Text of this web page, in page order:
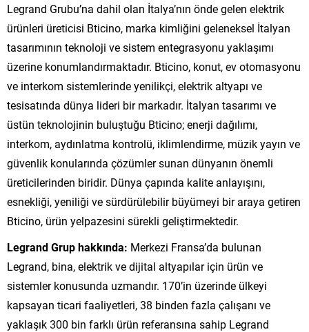
Legrand Grubu’na dahil olan İtalya’nın önde gelen elektrik
ürünleri üreticisi Bticino, marka kimliğini geleneksel İtalyan
tasarımının teknoloji ve sistem entegrasyonu yaklaşımı
üzerine konumlandırmaktadır. Bticino, konut, ev otomasyonu
ve interkom sistemlerinde yenilikçi, elektrik altyapı ve
tesisatında dünya lideri bir markadır. İtalyan tasarımı ve
üstün teknolojinin buluştuğu Bticino; enerji dağılımı,
interkom, aydınlatma kontrolü, iklimlendirme, müzik yayın ve
güvenlik konularında çözümler sunan dünyanın önemli
üreticilerinden biridir. Dünya çapında kalite anlayışını,
esnekliği, yeniliği ve sürdürülebilir büyümeyi bir araya getiren
Bticino, ürün yelpazesini sürekli geliştirmektedir.
Legrand Grup hakkında: Merkezi Fransa’da bulunan
Legrand, bina, elektrik ve dijital altyapılar için ürün ve
sistemler konusunda uzmandır. 170’in üzerinde ülkeyi
kapsayan ticari faaliyetleri, 38 binden fazla çalışanı ve
yaklaşık 300 bin farklı ürün referansına sahip Legrand